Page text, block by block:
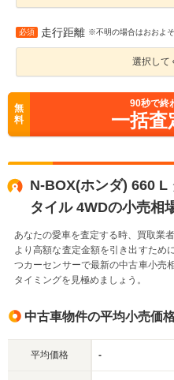
必須 走行距離 ※不明の場合はおおよ
選択して
無
料
90秒で終
一括査
N-BOX(ホンダ) 660 L
タイル 4WDの小売相
あなたの愛車を査定する時、買取業
より高額な査定金額を引き出すため
つカーセンサーで最新の中古車小売
タイミングを見極めましょう。
中古車物件の平均小売価
平均価格 -